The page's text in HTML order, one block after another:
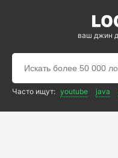
ваш джин
Часто ищут: youtube java